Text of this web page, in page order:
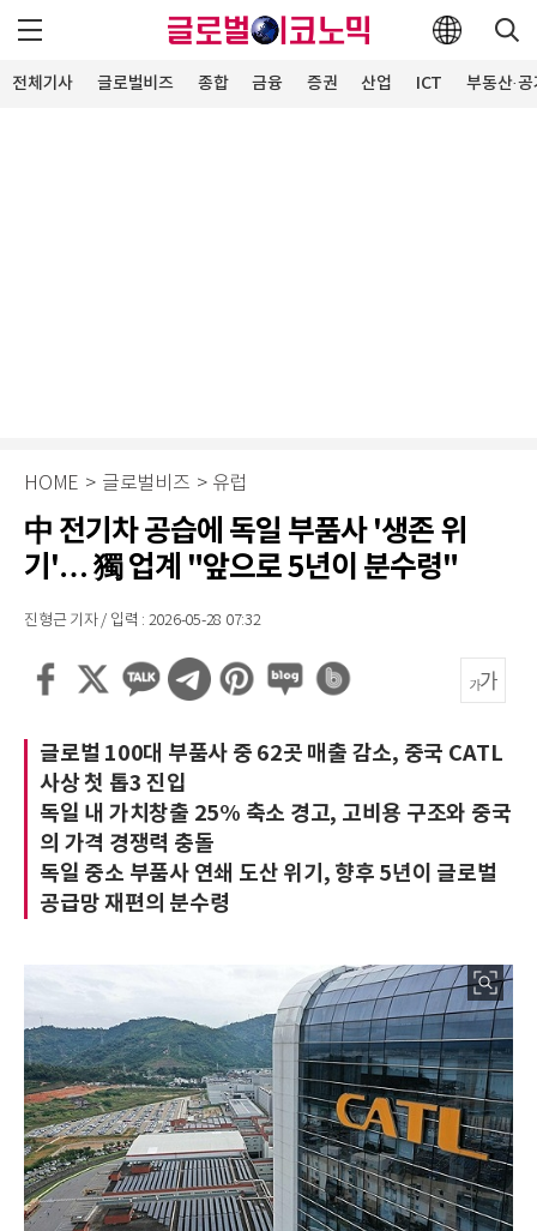
전체기사 글로벌비즈 종합 금융 증권 산업 ICT 부동산·
HOME > 글로벌비즈 > 유럽
中 전기차 공습에 독일 부품사 '생존 위
기'… 獨 업계 "앞으로 5년이 분수령"
진형근 기자 / 입력 : 2026-05-28 07:32
글로벌 100대 부품사 중 62곳 매출 감소, 중국 CATL
사상 첫 톱3 진입
독일 내 가치창출 25% 축소 경고, 고비용 구조와 중국
의 가격 경쟁력 충돌
독일 중소 부품사 연쇄 도산 위기, 향후 5년이 글로벌
공급망 재편의 분수령